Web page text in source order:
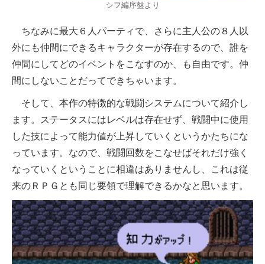
シフ編序盤より
ちなみに最大６人パーティで、さらに主人公の８人以
外にも仲間にできるキャラクターが存在するので、誰を
仲間にしてどのイベントをこなすのか、も自由です。仲
間にしないことだってできちゃいます。
そして、本作の特徴的な戦闘システムについて紹介し
ます。ステータスにはレベルは存在せず、戦闘中に使用
した技によって能力値が上昇していくというかたちにな
っています。なので、戦闘回数をこなせばそれだけ強く
なっていくということに相違はありませんし、これは従
来のＲＰＧとも同じ要領で理解できるかなと思います。